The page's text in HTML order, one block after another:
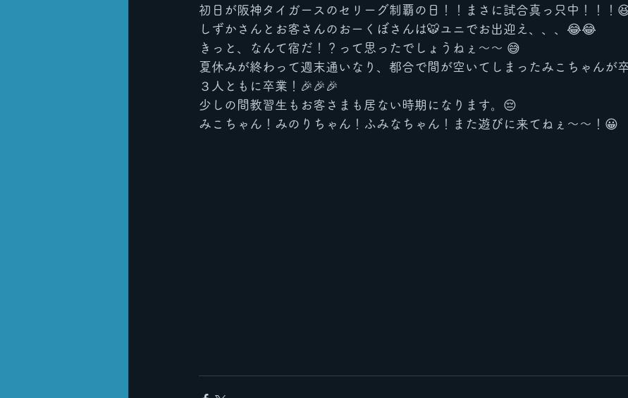
初日が阪神タイガースのセリーグ制覇の日！！まさに試合真っ只中！！！
しずかさんとお客さんのおーくぼさんは🐯ユニでお出迎え、、、😂😂
きっと、なんて宿だ！？って思ったでしょうねぇ〜〜 😅
夏休みが終わって週末通いなり、都合で間が空いてしまったみこちゃんが
３人ともに卒業！🎉🎉🎉
少しの間教習生もお客さまも居ない時期になります。😔
みこちゃん！みのりちゃん！ふみなちゃん！また遊びに来てねぇ〜〜！😀